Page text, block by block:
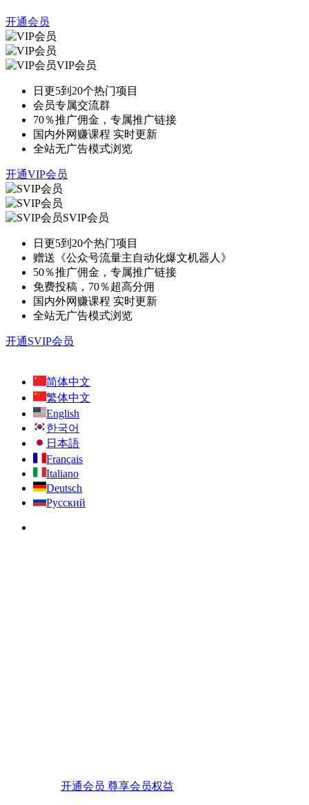
开通会员
VIP会员
日更5到20个热门项目
会员专属交流群
70％推广佣金，专属推广链接
国内外网赚课程 实时更新
全站无广告模式浏览
开通VIP会员
SVIP会员
日更5到20个热门项目
赠送《公众号流量主自动化爆文机器人》
50％推广佣金，专属推广链接
免费投稿，70％超高分佣
国内外网赚课程 实时更新
全站无广告模式浏览
开通SVIP会员
简体中文
繁体中文
English
한국어
日本語
Français
Italiano
Deutsch
Русский
开通会员 尊享会员权益